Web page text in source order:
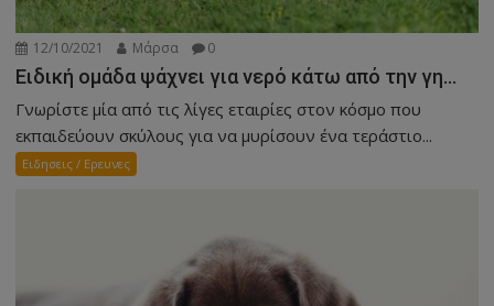
12/10/2021 Μάρσα 0
Ειδική ομάδα ψάχνει για νερό κάτω από την γη…
Γνωρίστε μία από τις λίγες εταιρίες στον κόσμο που
εκπαιδεύουν σκύλους για να μυρίσουν ένα τεράστιο...
Ειδησεις / Ερευνες